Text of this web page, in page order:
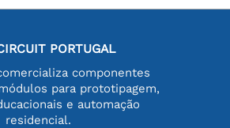
PORTUGAL
componentes
para prototipagem,
e automação
residencial.